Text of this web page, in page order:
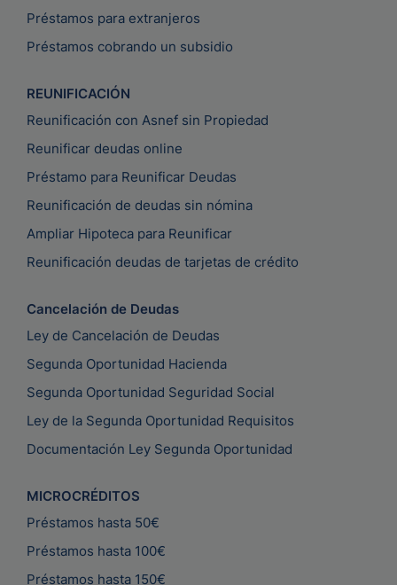
Préstamos para extranjeros
Préstamos cobrando un subsidio
REUNIFICACIÓN
Reunificación con Asnef sin Propiedad
Reunificar deudas online
Préstamo para Reunificar Deudas
Reunificación de deudas sin nómina
Ampliar Hipoteca para Reunificar
Reunificación deudas de tarjetas de crédito
Cancelación de Deudas
Ley de Cancelación de Deudas
Segunda Oportunidad Hacienda
Segunda Oportunidad Seguridad Social
Ley de la Segunda Oportunidad Requisitos
Documentación Ley Segunda Oportunidad
MICROCRÉDITOS
Préstamos hasta 50€
Préstamos hasta 100€
Préstamos hasta 150€